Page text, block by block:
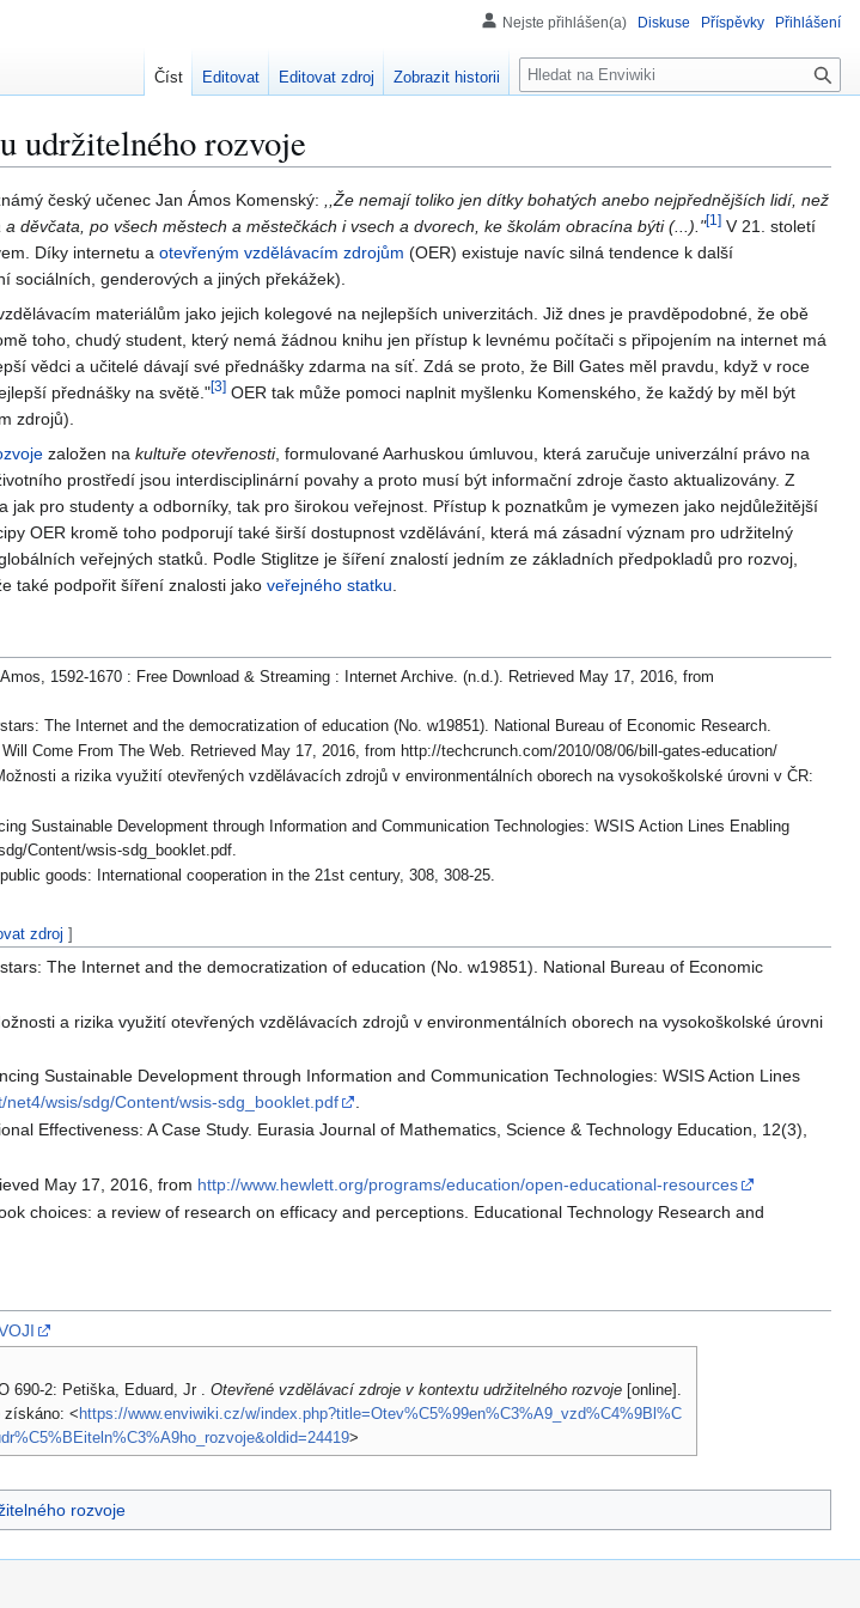
udržitelného rozvoje
český učenec Jan Ámos Komenský: ,,Že nemají toliko jen dítky bohatých anebo nejpřednějších lidí, než
děvčata, po všech městech a městečkách i vsech a dvorech, ke školám obracína býti (...)."[1] V 21. století
Díky internetu a otevřeným vzdělávacím zdrojům (OER) existuje navíc silná tendence k další
sociálních, genderových a jiných překážek).
materiálům jako jejich kolegové na nejlepších univerzitách. Již dnes je pravděpodobné, že obě
toho, chudý student, který nemá žádnou knihu jen přístup k levnému počítači s připojením na internet má
vědci a učitelé dávají své přednášky zdarma na síť. Zdá se proto, že Bill Gates měl pravdu, když v roce
přednášky na světě."[3] OER tak může pomoci naplnit myšlenku Komenského, že každý by měl být
zdrojů).
založen na kultuře otevřenosti, formulované Aarhuskou úmluvou, která zaručuje univerzální právo na
prostředí jsou interdisciplinární povahy a proto musí být informační zdroje často aktualizovány. Z
pro studenty a odborníky, tak pro širokou veřejnost. Přístup k poznatkům je vymezen jako nejdůležitější
OER kromě toho podporují také širší dostupnost vzdělávání, která má zásadní význam pro udržitelný
veřejných statků. Podle Stiglitze je šíření znalostí jedním ze základních předpokladů pro rozvoj,
také podpořit šíření znalosti jako veřejného statku.
1592-1670 : Free Download & Streaming : Internet Archive. (n.d.). Retrieved May 17, 2016, from
The Internet and the democratization of education (No. w19851). National Bureau of Economic Research.
Come From The Web. Retrieved May 17, 2016, from http://techcrunch.com/2010/08/06/bill-gates-education/
a rizika využití otevřených vzdělávacích zdrojů v environmentálních oborech na vysokoškolské úrovni v ČR:
Sustainable Development through Information and Communication Technologies: WSIS Action Lines Enabling
Content/wsis-sdg_booklet.pdf.
goods: International cooperation in the 21st century, 308, 308-25.
zdroj ]
The Internet and the democratization of education (No. w19851). National Bureau of Economic
a rizika využití otevřených vzdělávacích zdrojů v environmentálních oborech na vysokoškolské úrovni
Sustainable Development through Information and Communication Technologies: WSIS Action Lines
net4/wsis/sdg/Content/wsis-sdg_booklet.pdf
Effectiveness: A Case Study. Eurasia Journal of Mathematics, Science & Technology Education, 12(3),
May 17, 2016, from http://www.hewlett.org/programs/education/open-educational-resources
choices: a review of research on efficacy and perceptions. Educational Technology Research and
690-2: Petiška, Eduard, Jr .Otevřené vzdělávací zdroje v kontextu udržitelného rozvoje [online].
získáno: < https://www.enviwiki.cz/w/index.php?title=Otev%C5%99en%C3%A9_vzd%C4%9Bl%C
>
rozvoje
Nejste přihlášen(a) Diskuse Příspěvky Přihlášení
Číst Editovat Editovat zdroj Zobrazit historii
H
l
á
n
í